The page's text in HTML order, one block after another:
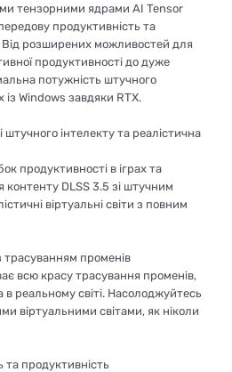
тензорними ядрами AI Tensor
продуктивність та
Від розширених можливостей для
продуктивності до дуже
потужність штучного
Windows завдяки RTX.
штучного інтелекту та реалістична
продуктивності в іграх та
DLSS 3.5 зі штучним
віртуальні світи з повним
трасуванням променів
всю красу трасування променів,
в реальному світі. Насолоджуйтесь
віртуальними світами, як ніколи
та продуктивність